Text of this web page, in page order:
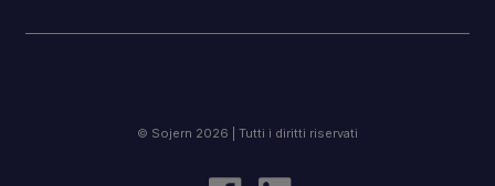
© Sojern 2026 | Tutti i diritti riservati